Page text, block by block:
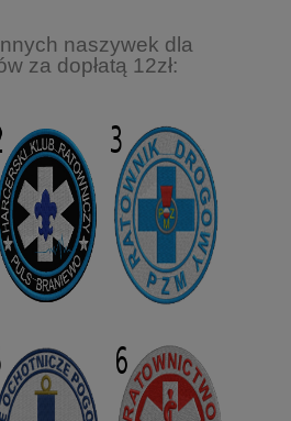
naszywek dla
za dopłatą 12zł: